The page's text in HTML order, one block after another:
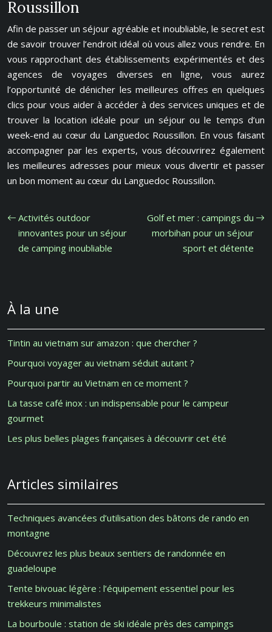
Roussillon
Afin de passer un séjour agréable et inoubliable, le secret est
de savoir trouver l’endroit idéal où vous allez vous rendre. En
vous rapprochant des établissements expérimentés et des
agences de voyages diverses en ligne, vous aurez
l’opportunité de dénicher les meilleures offres en quelques
clics pour vous aider à accéder à des services uniques et de
trouver la location idéale pour un séjour ou le temps d’un
week-end au cœur du Languedoc Roussillon. En vous faisant
accompagner par les experts, vous découvrirez également
les meilleures adresses pour mieux vous divertir et passer
un bon moment au cœur du Languedoc Roussillon.
Activités outdoor
innovantes pour un séjour
de camping inoubliable
Golf et mer : campings du
morbihan pour un séjour
sport et détente
À la une
Tintin au vietnam sur amazon : que chercher ?
Pourquoi voyager au vietnam séduit autant ?
Pourquoi partir au Vietnam en ce moment ?
La tasse café inox : un indispensable pour le campeur
gourmet
Les plus belles plages françaises à découvrir cet été
Articles similaires
Techniques avancées d’utilisation des bâtons de rando en
montagne
Découvrez les plus beaux sentiers de randonnée en
guadeloupe
Tente bivouac légère : l’équipement essentiel pour les
trekkeurs minimalistes
La bourboule : station de ski idéale près des campings